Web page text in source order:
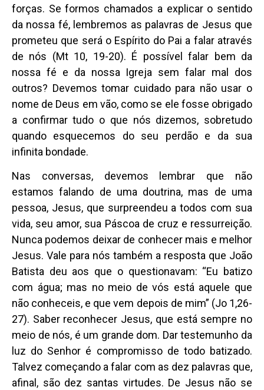
forças. Se formos chamados a explicar o sentido
da nossa fé, lembremos as palavras de Jesus que
prometeu que será o Espírito do Pai a falar através
de nós (Mt 10, 19-20). É possível falar bem da
nossa fé e da nossa Igreja sem falar mal dos
outros? Devemos tomar cuidado para não usar o
nome de Deus em vão, como se ele fosse obrigado
a confirmar tudo o que nós dizemos, sobretudo
quando esquecemos do seu perdão e da sua
infinita bondade.
Nas conversas, devemos lembrar que não
estamos falando de uma doutrina, mas de uma
pessoa, Jesus, que surpreendeu a todos com sua
vida, seu amor, sua Páscoa de cruz e ressurreição.
Nunca podemos deixar de conhecer mais e melhor
Jesus. Vale para nós também a resposta que João
Batista deu aos que o questionavam: “Eu batizo
com água; mas no meio de vós está aquele que
não conheceis, e que vem depois de mim” (Jo 1,26-
27). Saber reconhecer Jesus, que está sempre no
meio de nós, é um grande dom. Dar testemunho da
luz do Senhor é compromisso de todo batizado.
Talvez começando a falar com as dez palavras que,
afinal, são dez santas virtudes. De Jesus não se